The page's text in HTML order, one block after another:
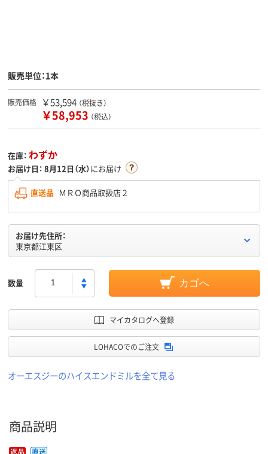
販売単位：1本
販売価格 ￥53,594 （税抜き）
￥58,953 （税込）
在庫： わずか
お届け日： 8月12日（水）にお届け
直送品 ＭＲＯ商品取扱店２
お届け先住所：
東京都江東区
数量 カゴへ
マイカタログへ登録
LOHACOでのご注文
オーエスジーのハイスエンドミルを全て見る
商品説明